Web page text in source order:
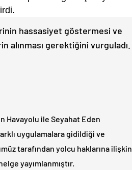
hassasiyet göstermesi ve
alınması gerektiğini vurguladı.
Havayolu ile Seyahat Eden
uygulamalara gidildiği ve
tarafından yolcu haklarına ilişkin
yayımlanmıştır.